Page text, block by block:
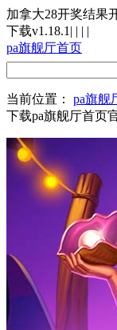
加拿大28开奖结果
下载v1.18.1 | | | |
pa旗舰厅首页
当前位置： pa旗舰
下载pa旗舰厅首页